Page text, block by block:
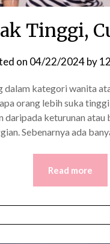
Tinggi,
on 04/22/2024by
dalam kategori wanita
orang lebih suka
keturunan
Sebenarnya ada
Read more